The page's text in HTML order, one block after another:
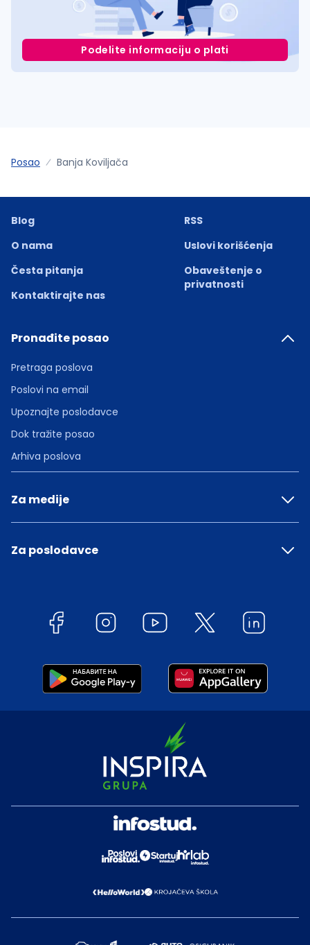
Podelite informaciju o plati
Posao Banja Koviljača
Blog
O nama
Česta pitanja
Kontaktirajte nas
RSS
Uslovi korišćenja
Obaveštenje o
privatnosti
Pronađite posao
Pretraga poslova
Poslovi na email
Upoznajte poslodavce
Dok tražite posao
Arhiva poslova
Za medije
Za poslodavce